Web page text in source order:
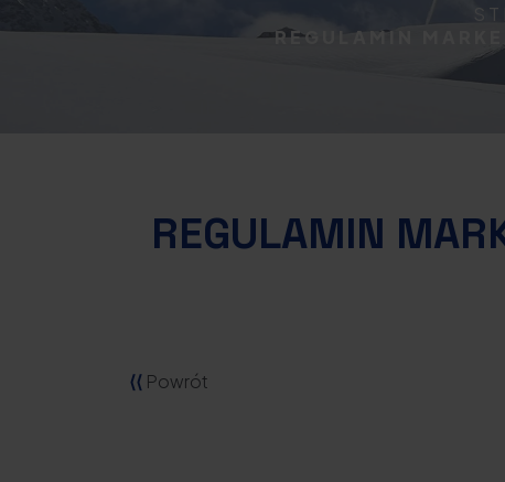
REGULAMIN
REGULAMIN
⟨⟨ Powrót